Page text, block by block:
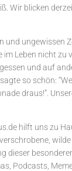
Wir blicken
und ungewissen
Leben nicht zu
und auf
so schön:
draus!”.
hilft uns zu
dieser
Podcasts,